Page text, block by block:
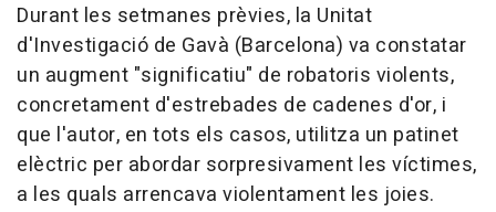
Durant les setmanes prèvies, la Unitat
d'Investigació de Gavà (Barcelona) va constatar
un augment "significatiu" de robatoris violents,
concretament d'estrebades de cadenes d'or, i
que l'autor, en tots els casos, utilitza un patinet
elèctric per abordar sorpresivament les víctimes,
a les quals arrencava violentament les joies.